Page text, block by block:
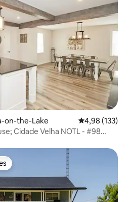
on-the-Lake 4,98 de uma
4,98 (133)
Cidade Velha NOTL - #98
dos hóspedes